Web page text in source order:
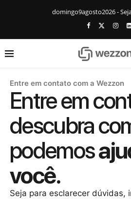
domingo9agosto2026 -
Entre em contato com a Wezzon
Entre em
descubra
podemos
você.
Seja para esclarecer dúvidas,